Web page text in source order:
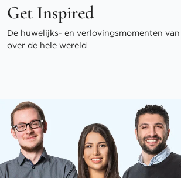
Get Inspired
De huwelijks- en verlovingsmomenten
over de hele wereld